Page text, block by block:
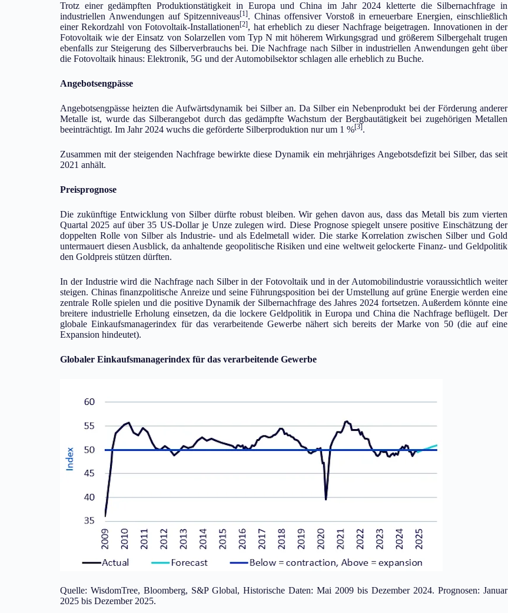
Trotz einer gedämpften Produktionstätigkeit in Europa und China im Jahr 2024 kletterte die Silbernachfrage in
industriellen Anwendungen auf Spitzenniveaus[1]. Chinas offensiver Vorstoß in erneuerbare Energien, einschließlich
einer Rekordzahl von Fotovoltaik-Installationen[2], hat erheblich zu dieser Nachfrage beigetragen. Innovationen in der
Fotovoltaik wie der Einsatz von Solarzellen vom Typ N mit höherem Wirkungsgrad und größerem Silbergehalt trugen
ebenfalls zur Steigerung des Silberverbrauchs bei. Die Nachfrage nach Silber in industriellen Anwendungen geht über
die Fotovoltaik hinaus: Elektronik, 5G und der Automobilsektor schlagen alle erheblich zu Buche.
Angebotsengpässe
Angebotsengpässe heizten die Aufwärtsdynamik bei Silber an. Da Silber ein Nebenprodukt bei der Förderung anderer
Metalle ist, wurde das Silberangebot durch das gedämpfte Wachstum der Bergbautätigkeit bei zugehörigen Metallen
beeinträchtigt. Im Jahr 2024 wuchs die geförderte Silberproduktion nur um 1 %[3].
Zusammen mit der steigenden Nachfrage bewirkte diese Dynamik ein mehrjähriges Angebotsdefizit bei Silber, das seit
2021 anhält.
Preisprognose
Die zukünftige Entwicklung von Silber dürfte robust bleiben. Wir gehen davon aus, dass das Metall bis zum vierten
Quartal 2025 auf über 35 US-Dollar je Unze zulegen wird. Diese Prognose spiegelt unsere positive Einschätzung der
doppelten Rolle von Silber als Industrie- und als Edelmetall wider. Die starke Korrelation zwischen Silber und Gold
untermauert diesen Ausblick, da anhaltende geopolitische Risiken und eine weltweit gelockerte Finanz- und Geldpolitik
den Goldpreis stützen dürften.
In der Industrie wird die Nachfrage nach Silber in der Fotovoltaik und in der Automobilindustrie voraussichtlich weiter
steigen. Chinas finanzpolitische Anreize und seine Führungsposition bei der Umstellung auf grüne Energie werden eine
zentrale Rolle spielen und die positive Dynamik der Silbernachfrage des Jahres 2024 fortsetzen. Außerdem könnte eine
breitere industrielle Erholung einsetzen, da die lockere Geldpolitik in Europa und China die Nachfrage beflügelt. Der
globale Einkaufsmanagerindex für das verarbeitende Gewerbe nähert sich bereits der Marke von 50 (die auf eine
Expansion hindeutet).
Globaler Einkaufsmanagerindex für das verarbeitende Gewerbe
Quelle: WisdomTree, Bloomberg, S&P Global, Historische Daten: Mai 2009 bis Dezember 2024. Prognosen: Januar
2025 bis Dezember 2025.